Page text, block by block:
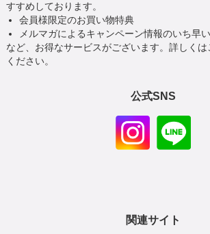
すすめしております。
会員様限定のお買い物特典
メルマガによるキャンペーン情報のいち早
など、お得なサービスがございます。詳しく
ください。
公式SNS
関連サイト